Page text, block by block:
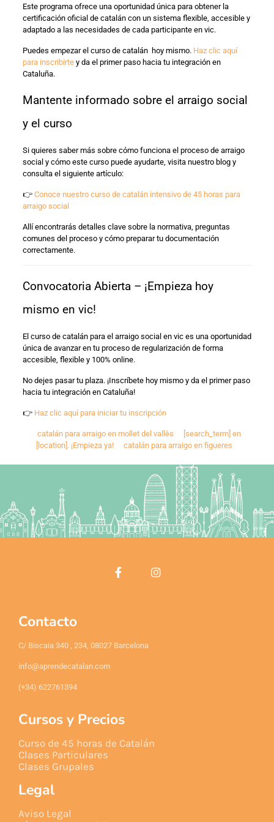
Este programa ofrece una oportunidad única para obtener la
certificación oficial de catalán con un sistema flexible, accesible y
adaptado a las necesidades de cada participante en vic.
Puedes empezar el curso de catalán hoy mismo. Haz clic aquí
para inscribirtey da el primer paso hacia tu integración en
Cataluña.
Mantente informado sobre el arraigo social
y el curso
Si quieres saber más sobre cómo funciona el proceso de arraigo
social y cómo este curso puede ayudarte, visita nuestro blog y
consulta el siguiente artículo:
👉 Conoce nuestro curso de catalán intensivo de 45 horas para
arraigo social
Allí encontrarás detalles clave sobre la normativa, preguntas
comunes del proceso y cómo preparar tu documentación
correctamente.
Convocatoria Abierta – ¡Empieza hoy
mismo en vic!
El curso de catalán para el arraigo social en vic es una oportunidad
única de avanzar en tu proceso de regularización de forma
accesible, flexible y 100% online.
No dejes pasar tu plaza. ¡Inscríbete hoy mismo y da el primer paso
hacia tu integración en Cataluña!
👉 Haz clic aquí para iniciar tu inscripción
catalán para arraigo en mollet del vallès
[search_term] en
[location]. ¡Empieza ya!
catalán para arraigo en figueres
Contacto
C/ Biscaia 340 , 234, 08027 Barcelona
info@aprendecatalan.com
(+34) 622761394
Cursos y Precios
Curso de 45 horas de Catalán
Clases Particulares
Clases Grupales
Legal
Aviso Legal